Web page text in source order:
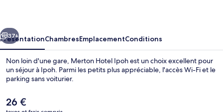
Suivant
37+
PrésentationChambresEmplacementConditions
Non loin d'une gare, Merton Hotel Ipoh est un choix excellent pour
un séjour à Ipoh. Parmi les petits plus appréciable, l'accès Wi-Fi et le
parking sans voiturier.
Le
prix
26 €